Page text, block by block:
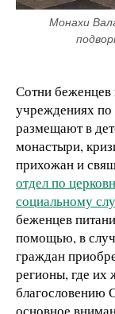
Монахи
Сотни
учреждениях
размещают в
монастыри,
прихожан и
отдел по
социальному
беженцев
помощью, в
граждан
регионы, где их
благословению